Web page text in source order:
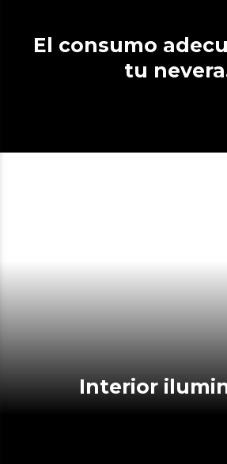
El consumo adecuado para
tu
Interior